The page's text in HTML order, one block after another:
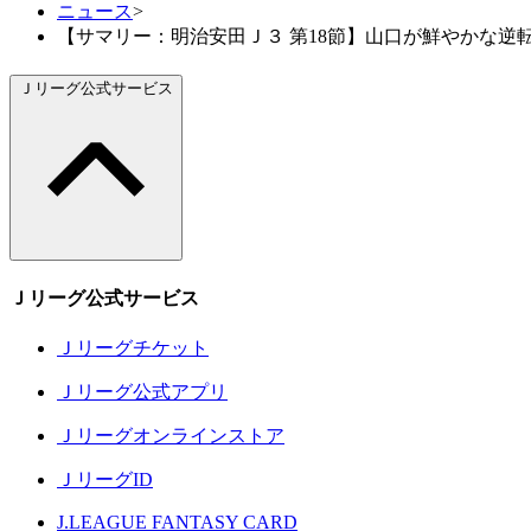
ニュース>
【サマリー：明治安田Ｊ３ 第18節】山口が鮮やかな逆
Ｊリーグ公式サービス
Ｊリーグ公式サービス
Ｊリーグチケット
Ｊリーグ公式アプリ
Ｊリーグオンラインストア
ＪリーグID
J.LEAGUE FANTASY CARD